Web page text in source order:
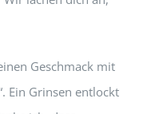
Geschmack mit
Ein Grinsen entlockt